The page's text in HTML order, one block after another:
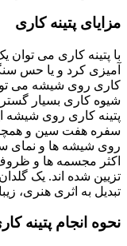
مزایای پتینه کاری
با پتینه کاری می
آمیزی کرد و یا حس
کاری روی شیشه می
شیوه کاری بسیار
پتینه کاری روی شیشه
سفره هفت سین و
روی شیشه ها و نمای
اکثر مجسمه ها و
تزیین شده اند. یک
تبدیل به اثری هنری،
نحوه انجام پتینه